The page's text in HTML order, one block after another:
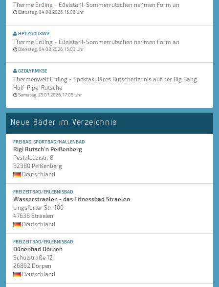
Therme Erding - Edelstahl-Sommerrutschen nehmen Form an
Dienstag, 04.08.2026, 15:03 Uhr
HPTZUOUXWV
Therme Erding - Edelstahl-Sommerrutschen nehmen Form an
Dienstag, 04.08.2026, 15:03 Uhr
GZDLYRMKSE
Thermenwelt Erding - Spektakuläres Rutscherlebnis auf der Big Bang
Half-Pipe-Rutsche
Samstag, 25.07.2026, 17:05 Uhr
Neue Bäder im Verzeichnis
FREIBAD, SPORTBAD/HALLENBAD
Rigi Rutsch'n Peißenberg
Pestalozzistr. 8
82380 Peißenberg
Deutschland
FREIZEITBAD/ERLEBNISBAD
Wasserstraelen - das Fitnessbad Straelen
Lingsforter Str. 100
47638 Straelen
Deutschland
FREIZEITBAD/ERLEBNISBAD
Dünenbad Dörpen
Schulstraße 12
26892 Dörpen
Deutschland